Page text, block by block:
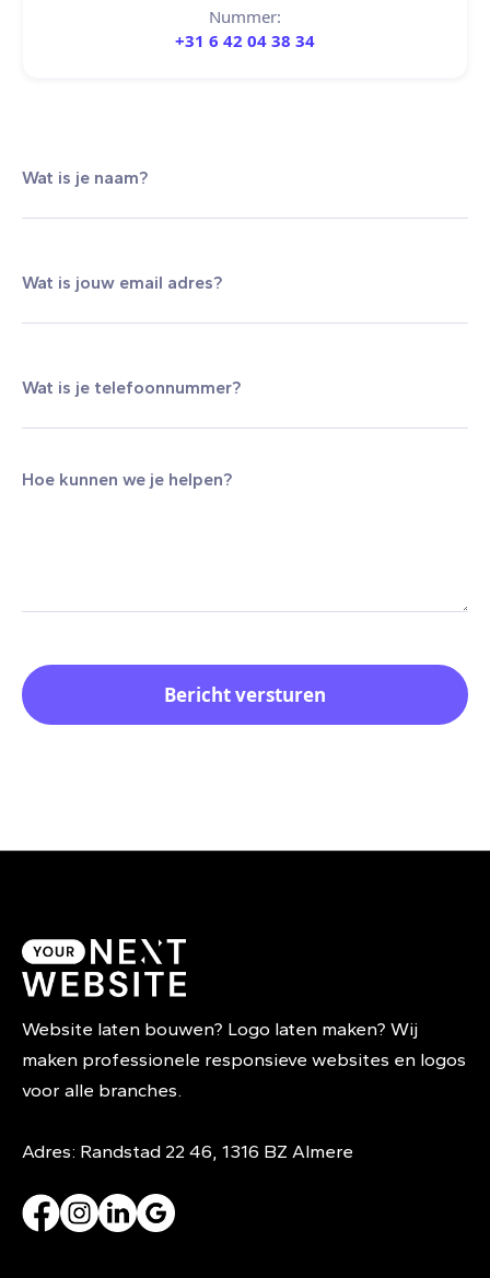
Nummer:
+31 6 42 04 38 34
Website laten bouwen? Logo laten maken? Wij
maken professionele responsieve websites en logos
voor alle branches.
Adres: Randstad 22 46, 1316 BZ Almere